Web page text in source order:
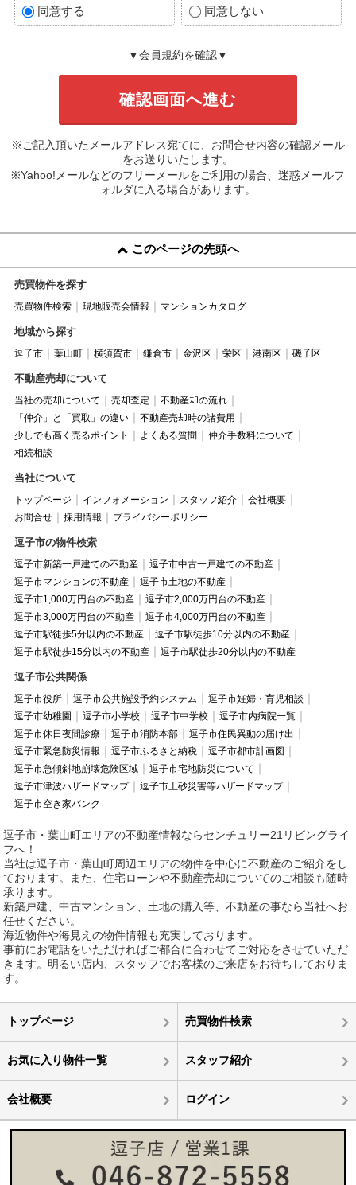
同意する 同意しない
▼会員規約を確認▼
※ご記入頂いたメールアドレス宛てに、お問合せ内容の確認メール
をお送りいたします。
※Yahoo!メールなどのフリーメールをご利用の場合、迷惑メールフ
ォルダに入る場合があります。
このページの先頭へ
売買物件を探す
売買物件検索 現地販売会情報 マンションカタログ
地域から探す
逗子市 葉山町 横須賀市 鎌倉市 金沢区 栄区 港南区 磯子区
不動産売却について
当社の売却について 売却査定
不動産却の流れ
「仲介」と「買取」の違い
不動産売却時の諸費用
少しでも高く売るポイント
よくある質問
仲介手数料について
相続相談
当社について
トップページ インフォメーション スタッフ紹介
会社概要
お問合せ
採用情報 プライバシーポリシー
逗子市の物件検索
逗子市新築一戸建ての不動産
逗子市中古一戸建ての不動産
逗子市マンションの不動産
逗子市土地の不動産
逗子市1,000万円台の不動産
逗子市2,000万円台の不動産
逗子市3,000万円台の不動産
逗子市4,000万円台の不動産
逗子市駅徒歩5分以内の不動産
逗子市駅徒歩10分以内の不動産
逗子市駅徒歩15分以内の不動産
逗子市駅徒歩20分以内の不動産
逗子市公共関係
逗子市役所 逗子市公共施設予約システム
逗子市妊婦・育児相談
逗子市幼稚園
逗子市小学校 逗子市中学校
逗子市内病院一覧
逗子市休日夜間診療
逗子市消防本部
逗子市住民異動の届け出
逗子市緊急防災情報
逗子市ふるさと納税
逗子市都市計画図
逗子市急傾斜地崩壊危険区域
逗子市宅地防災について
逗子市津波ハザードマップ
逗子市土砂災害等ハザードマップ
逗子市空き家バンク
逗子市・葉山町エリアの不動産情報ならセンチュリー21リビングライ
フへ！
当社は逗子市・葉山町周辺エリアの物件を中心に不動産のご紹介をし
ております。また、住宅ローンや不動産売却についてのご相談も随時
承ります。
新築戸建、中古マンション、土地の購入等、不動産の事なら当社へお
任せください。
海近物件や海見えの物件情報も充実しております。
事前にお電話をいただければご都合に合わせてご対応をさせていただ
きます。明るい店内、スタッフでお客様のご来店をお待ちしておりま
す。
トップページ 売買物件検索
お気に入り物件一覧 スタッフ紹介
会社概要 ログイン